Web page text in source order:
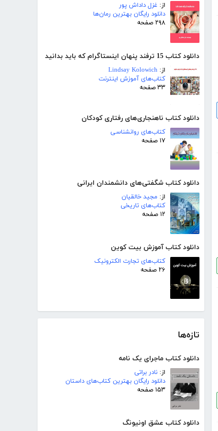
از: غزل داداش پور
دانلود رایگان بهترین رمان‌ها
۲۹۸ صفحه
دانلود کتاب 15 ترفند پنهان اینستاگرام که باید بدانید
از: Lindsay Kolowich
کتاب‌های آموزش اینترنت
۳۳ صفحه
دانلود کتاب ناهنجاری‌های رفتاری کودکان
کتاب‌های روانشناسی
۱۷ صفحه
دانلود کتاب شگفتی‌های دانشمندان ایرانی
از: مجید خالقیان
کتاب‌های تاریخی
۱۲ صفحه
دانلود کتاب آموزش بیت کوین
کتاب‌های تجارت الکترونیک
۲۶ صفحه
تازه‌ها
دانلود کتاب ماجرای یک نامه
از: نادر براتی
دانلود رایگان بهترین کتاب‌های داستان
۱۵۳ صفحه
دانلود کتاب عشق اونیونگ